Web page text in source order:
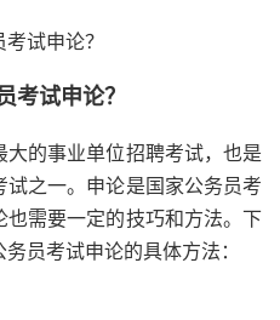
考试申论？
大的事业单位招聘考试，也是
之一。申论是国家公务员考
需要一定的技巧和方法。下
员考试申论的具体方法：